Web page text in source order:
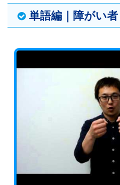
単語編｜障がい